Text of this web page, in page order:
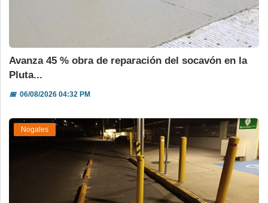
Avanza 45 % obra de reparación del socavón en la
Pluta...
📅06/08/2026 04:32 PM
Nogales